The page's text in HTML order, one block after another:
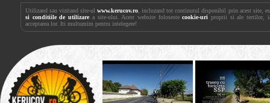
Utilizand sau vizitand site-ulwww.kerucov.ro , incluzand tot continutul disponibil prin acest site,
si conditiile de utilizare a site-ului. Acest website folosestecookie-uri proprii si ale tertilor,
acceptarea lor. Iti multumim pentru intelegere!